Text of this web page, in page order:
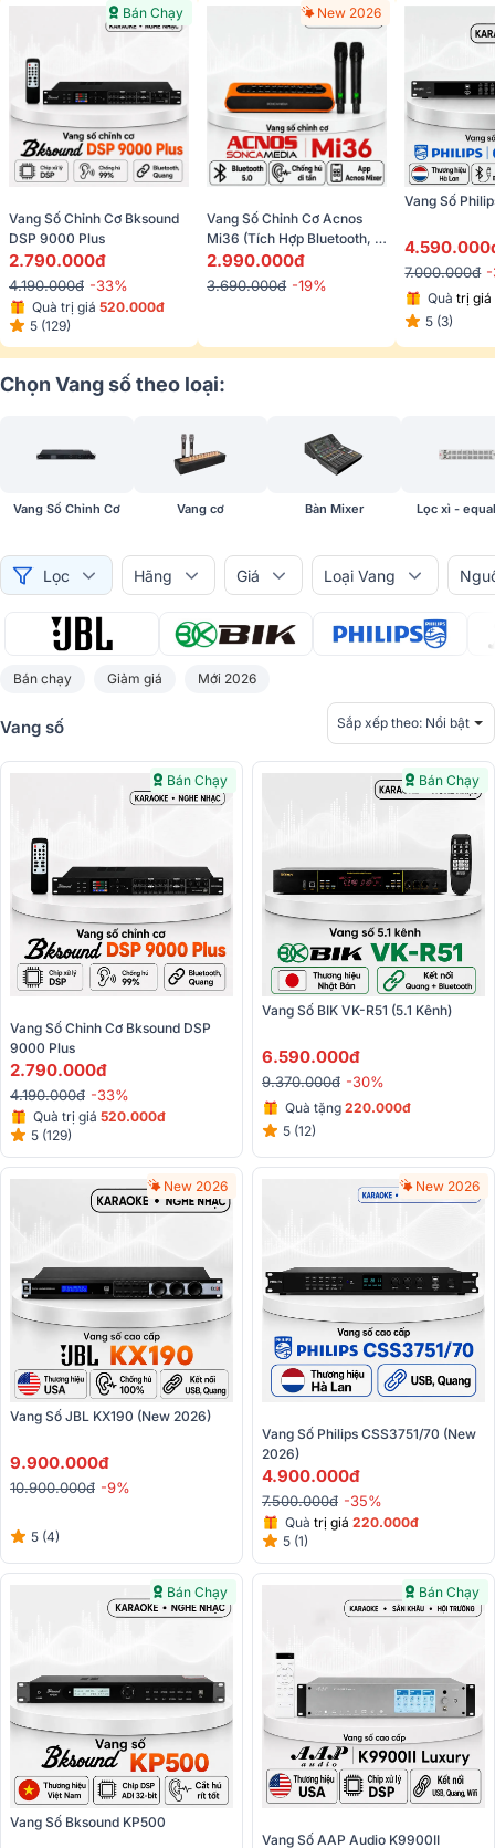
Bán Chạy
Vang Số Chỉnh Cơ Bksound
DSP 9000 Plus
2.790.000đ
4.190.000đ -33%
Quà trị giá 520.000đ
5 (129)
New 2026
Vang Số Chỉnh Cơ Acnos
Mi36 (tích Hợp Bluetooth,
2.990.000đ
3.690.000đ -19%
Vang Số
7.000.000đ
Quà trị giá
5 (3)
Chọn Vang số theo loại:
Vang Số Chỉnh Cơ Vang cơ Bàn Mixer Lọc xì -
Lọc Hãng Giá Loại Vang
Bán chạy Giảm giá Mới 2026
Vang số Sắp xếp theo: Nổi bật
Bán Chạy
Vang Số Chỉnh Cơ Bksound DSP
9000 Plus
2.790.000đ
4.190.000đ -33%
Quà trị giá 520.000đ
5 (129)
Bán Chạy
Vang Số BIK VK-R51 (5.1 Kênh)
6.590.000đ
9.370.000đ -30%
Quà tặng 220.000đ
5 (12)
New 2026
9.900.000đ
10.900.000đ -9%
5 (4)
New 2026
Vang Số Philips CSS3751/70 (New
2026)
4.900.000đ
7.500.000đ -35%
Quà trị giá 220.000đ
5 (1)
Bán Chạy
Vang Số Bksound KP500
Bán Chạy
Vang Số AAP Audio K9900II